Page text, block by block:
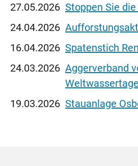
27.05.2026 Stoppen Sie
24.04.2026
16.04.2026 Spatenstich
24.03.2026 Aggerverband
19.03.2026 Stauanlage